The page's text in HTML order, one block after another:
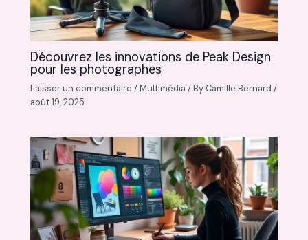
Découvrez les innovations de Peak Design
pour les photographes
Laisser un commentaire /Multimédia / By Camille Bernard/
août 19, 2025